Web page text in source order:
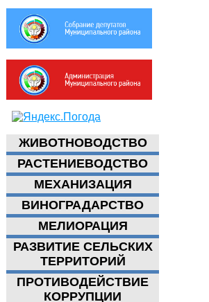
ЖИВОТНОВОДСТВО
РАСТЕНИЕВОДСТВО
МЕХАНИЗАЦИЯ
ВИНОГРАДАРСТВО
МЕЛИОРАЦИЯ
РАЗВИТИЕ СЕЛЬСКИХ
ТЕРРИТОРИЙ
ПРОТИВОДЕЙСТВИЕ
КОРРУПЦИИ